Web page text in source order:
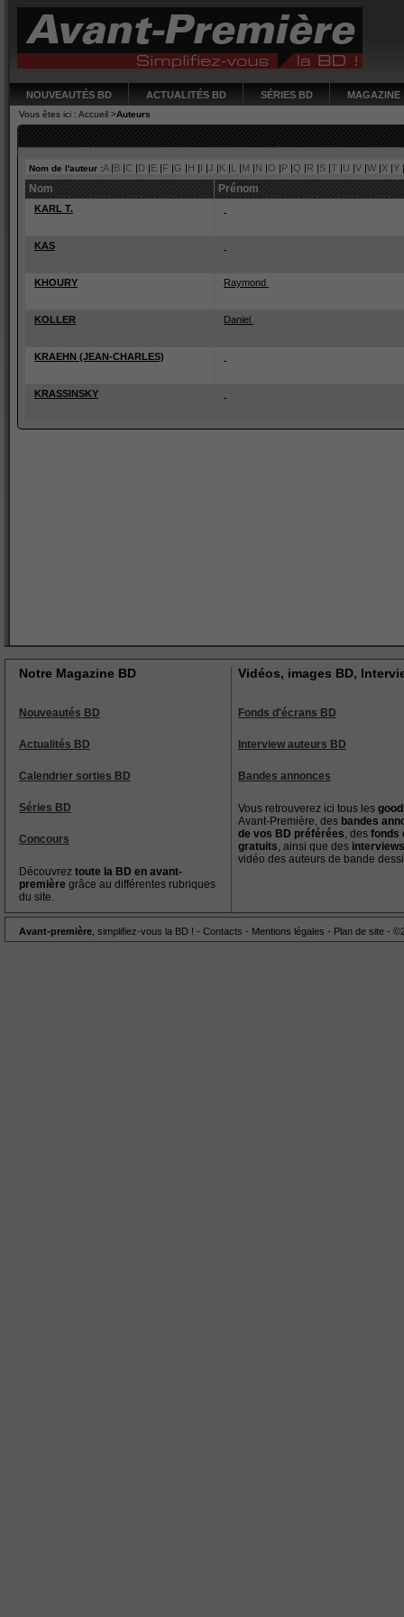
NOUVEAUTÉS BD ACTUALITÉS BD SÉRIES BD MAGAZINE
Vous êtes ici : Accueil >Auteurs
Nom de l'auteur :A|B |C |D |E |F |G |H |I |J |K |L |M |N |O |P |Q |R |S |T |U |V |W |X |Y |
Nom Prénom
KARL T.
KAS
KHOURY Raymond
KOLLER Daniel
KRAEHN (JEAN-CHARLES)
KRASSINSKY
Notre Magazine BD
Nouveautés BD
Actualités BD
Calendrier sorties BD
Séries BD
Concours
Découvrez toute la BD en avant-
première grâce au différentes rubriques
du site.
Vidéos, images BD,
Fonds d'écrans BD
Interview auteurs BD
Bandes annonces
Vous retrouverez ici tous les
Avant-Première, des bandes
de vos BD préférées, des fonds
gratuits, ainsi que des interviews
vidéo des auteurs de bande
Avant-première , simplifiez-vous la BD ! - Contacts - Mentions légales - Plan de site -